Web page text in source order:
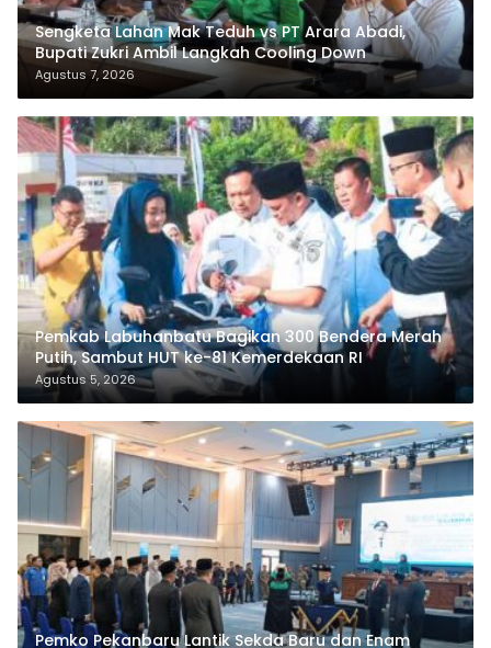
Sengketa Lahan Mak Teduh vs PT Arara Abadi,
Bupati Zukri Ambil Langkah Cooling Down
Agustus 7, 2026
Pemkab Labuhanbatu Bagikan 300 Bendera Merah
Putih, Sambut HUT ke-81 Kemerdekaan RI
Agustus 5, 2026
Pemko Pekanbaru Lantik Sekda Baru dan Enam